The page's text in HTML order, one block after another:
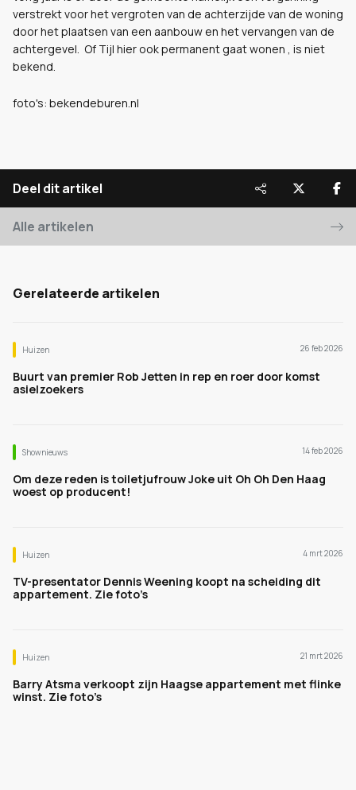
verstrekt voor het vergroten van de achterzijde van de woning
door het plaatsen van een aanbouw en het vervangen van de
achtergevel. Of Tijl hier ook permanent gaat wonen , is niet
bekend.
foto's: bekendeburen.nl
Deel dit artikel
Alle artikelen
Gerelateerde artikelen
Huizen 26 feb 2026
Buurt van premier Rob Jetten in rep en roer door komst
asielzoekers
Shownieuws 14 feb 2026
Om deze reden is toiletjufrouw Joke uit Oh Oh Den Haag
woest op producent!
Huizen 4 mrt 2026
TV-presentator Dennis Weening koopt na scheiding dit
appartement. Zie foto’s
Huizen 21 mrt 2026
Barry Atsma verkoopt zijn Haagse appartement met flinke
winst. Zie foto’s